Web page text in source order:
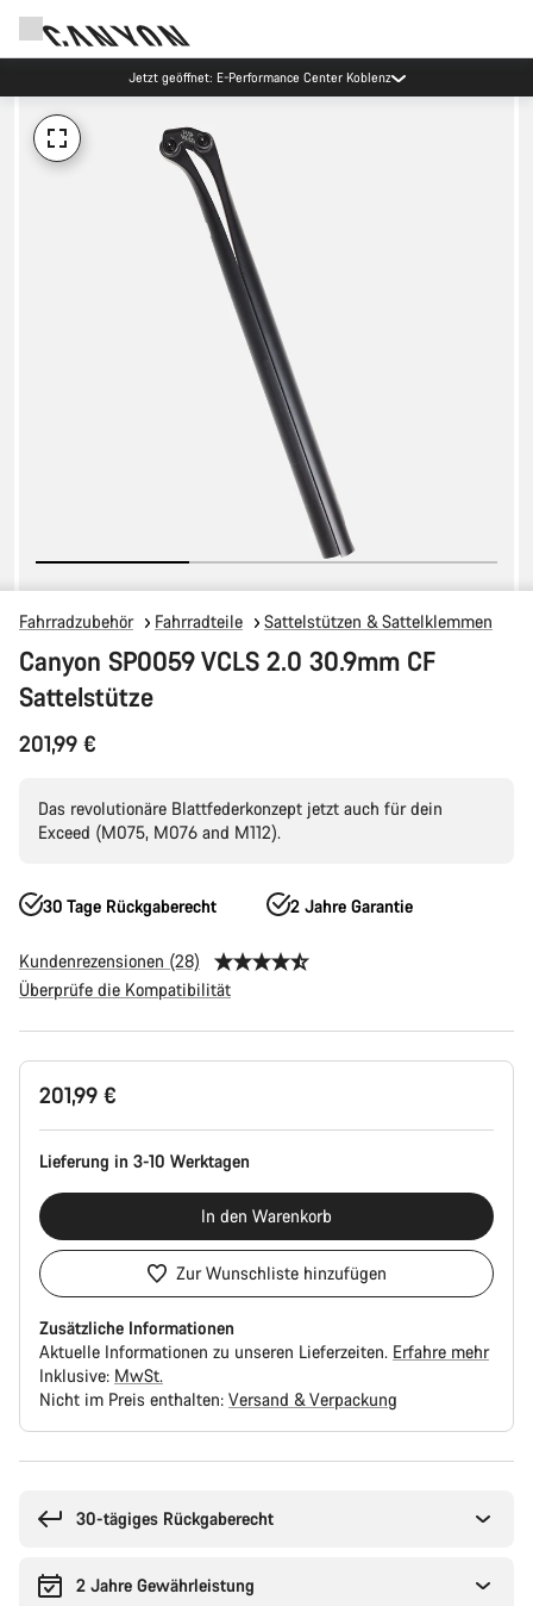
Jetzt geöffnet: E-Performance Center Koblenz
Fahrradzubehör Fahrradteile Sattelstützen & Sattelklemmen
Canyon SP0059 VCLS 2.0 30.9mm CF
Sattelstütze
201,99 €
Das revolutionäre Blattfederkonzept jetzt auch für dein
Exceed (M075, M076 and M112).
30 Tage Rückgaberecht 2 Jahre Garantie
Kundenrezensionen (28)
Überprüfe die Kompatibilität
Produktkonfiguration
201,99 €
Lieferung in 3-10 Werktagen
In den Warenkorb
Zur Wunschliste hinzufügen
Zusätzliche Informationen
Aktuelle Informationen zu unseren Lieferzeiten. Erfahre mehr
Inklusive: MwSt.
Nicht im Preis enthalten: Versand & Verpackung
30-tägiges Rückgaberecht
2 Jahre Gewährleistung